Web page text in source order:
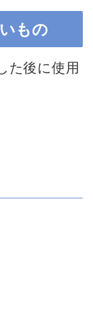
もの
た後に使用